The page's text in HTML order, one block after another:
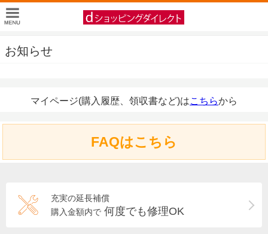
お知らせ
マイページ(購入履歴、領収書など)はこちらから
FAQはこちら
充実の延長補償
購入金額内で 何度でも修理OK